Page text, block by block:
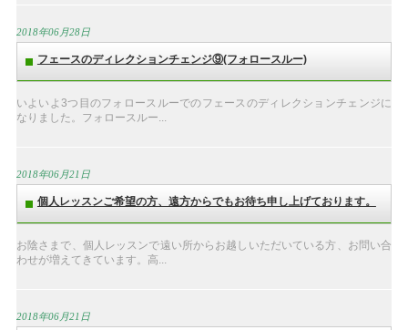
2018年06月28日
フェースのディレクションチェンジ⑨(フォロースルー)
いよいよ3つ目のフォロースルーでのフェースのディレクションチェンジに
なりました。フォロースルー...
2018年06月21日
個人レッスンご希望の方、遠方からでもお待ち申し上げております。
お陰さまで、個人レッスンで遠い所からお越しいただいている方、お問い合
わせが増えてきています。高...
2018年06月21日